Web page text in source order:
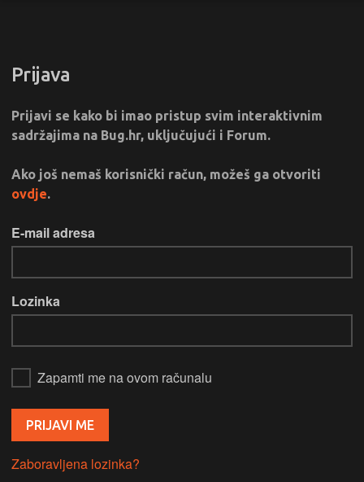
Prijava
Prijavi se kako bi imao pristup svim interaktivnim
sadržajima na Bug.hr, uključujući i Forum.
Ako još nemaš korisnički račun, možeš ga otvoriti
ovdje.
E-mail adresa
Lozinka
Zapamti me na ovom računalu
Zaboravljena lozinka?